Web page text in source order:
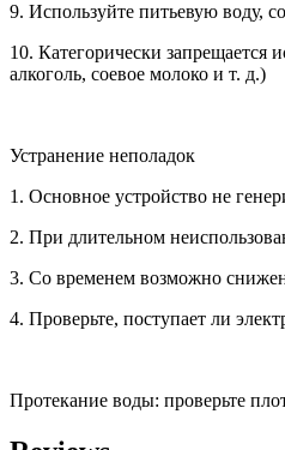
9. Используйте питьевую воду,
10. Категорически
алкоголь, соевое молоко и т. д.)
Устранение неполадок
1. Основное устройство не
2. При длительном
3. Со временем возможно
4. Проверьте, поступает ли
Протекание воды: проверьте